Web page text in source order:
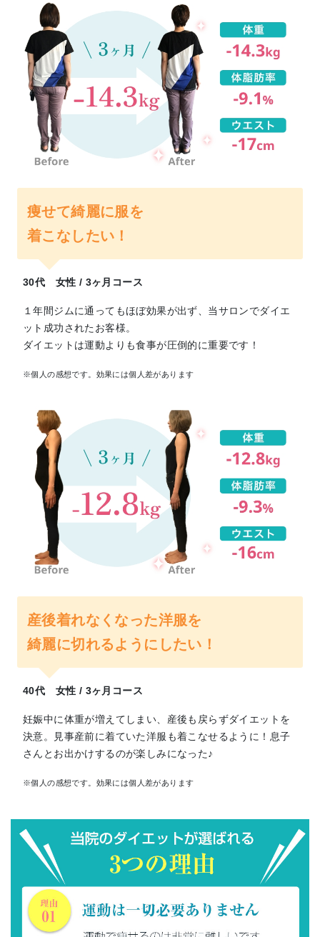
痩せて綺麗に服を
着こなしたい！
30代 女性 / 3ヶ月コース
１年間ジムに通ってもほぼ効果が出ず、当サロンでダイエ
ット成功されたお客様。
ダイエットは運動よりも食事が圧倒的に重要です！
※個人の感想です。効果には個人差があります
産後着れなくなった洋服を
綺麗に切れるようにしたい！
40代 女性 / 3ヶ月コース
妊娠中に体重が増えてしまい、産後も戻らずダイエットを
決意。見事産前に着ていた洋服も着こなせるように！息子
さんとお出かけするのが楽しみになった♪
※個人の感想です。効果には個人差があります